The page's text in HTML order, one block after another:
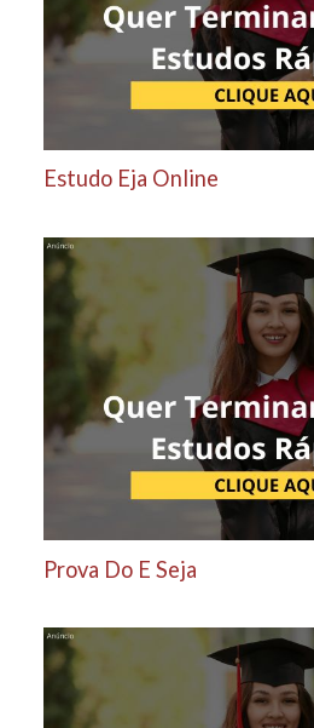
Estudo Eja Online
Prova Do E Seja